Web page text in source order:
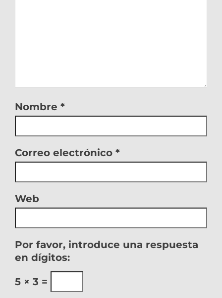
Nombre *
Correo electrónico *
Web
Por favor, introduce una respuesta
en dígitos:
5 × 3 =